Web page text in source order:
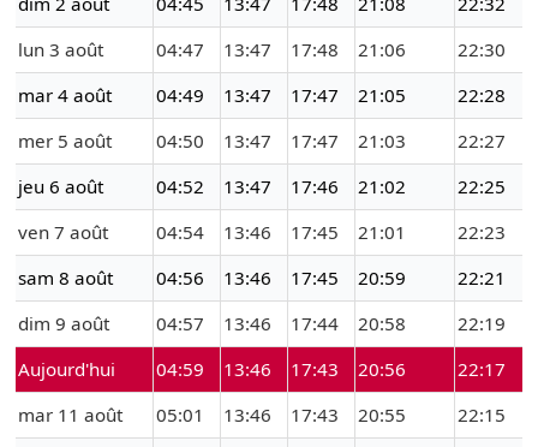
lun 3 août
04:47 13:47 17:48 21:06
22:30
mar 4 août
04:49 13:47 17:47 21:05
22:28
mer 5 août
04:50 13:47 17:47 21:03
22:27
jeu 6 août
04:52 13:47 17:46 21:02
22:25
ven 7 août
04:54 13:46 17:45 21:01
22:23
sam 8 août
04:56 13:46 17:45 20:59
22:21
dim 9 août
04:57 13:46 17:44 20:58
22:19
Aujourd'hui
04:59 13:46 17:43 20:56
22:17
mar 11 août
05:01 13:46 17:43 20:55
22:15